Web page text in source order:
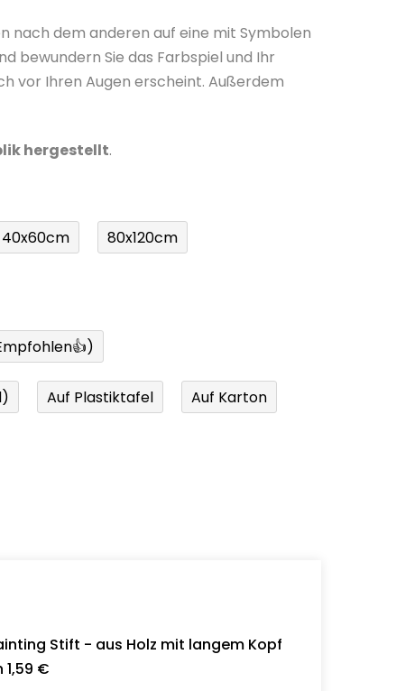
nach dem anderen auf eine mit Symbolen
bewundern Sie das Farbspiel und Ihr
vor Ihren Augen erscheint. Außerdem
hergestellt.
40x60cm 80x120cm
Auf Plastiktafel Auf Karton
Stift - aus Holz mit langem Kopf
1,59 €